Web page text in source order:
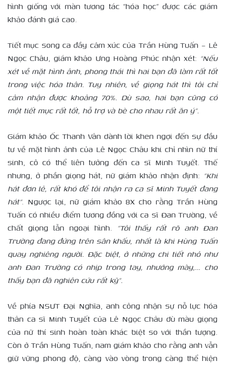
hình giống với màn tương tác “hóa học” được các giám
khảo đánh giá cao.
Tiết mục song ca đầy cảm xúc của Trần Hùng Tuấn – Lê
Ngọc Châu, giám khảo Ưng Hoàng Phúc nhận xét: “Nếu
xét về mặt hình ảnh, phong thái thì hai bạn đã làm rất tốt
trong việc hóa thân. Tuy nhiên, về giọng hát thì tôi chỉ
cảm nhận được khoảng 70%. Dù sao, hai bạn cũng có
một tiết mục rất tốt, hỗ trợ và bè cho nhau rất ăn ý”.
Giám khảo Ốc Thanh Vân dành lời khen ngợi đến sự đầu
tư về mặt hình ảnh của Lê Ngọc Châu khi chỉ nhìn nữ thí
sinh, cô có thể liên tưởng đến ca sĩ Minh Tuyết. Thế
nhưng, ở phần giọng hát, nữ giám khảo nhận định: “Khi
hát đơn lẻ, rất khó để tôi nhận ra ca sĩ Minh Tuyết đang
hát”. Ngược lại, nữ giám khảo 8X cho rằng Trần Hùng
Tuấn có nhiều điểm tương đồng với ca sĩ Đan Trường, về
chất giọng lẫn ngoại hình. “Tôi thấy rất rõ anh Đan
Trường đang đứng trên sân khấu, nhất là khi Hùng Tuấn
quay nghiêng người. Đặc biệt, ở những chi tiết nhỏ như
anh Đan Trường có nhịp trong tay, nhướng mày,… cho
thấy bạn đã nghiên cứu rất kỹ”.
Về phía NSƯT Đại Nghĩa, anh công nhận sự nỗ lực hóa
thân ca sĩ Minh Tuyết của Lê Ngọc Châu dù màu giọng
của nữ thí sinh hoàn toàn khác biệt so với thần tượng.
Còn ở Trần Hùng Tuấn, nam giám khảo cho rằng anh vẫn
giữ vững phong độ, càng vào vòng trong càng thể hiện